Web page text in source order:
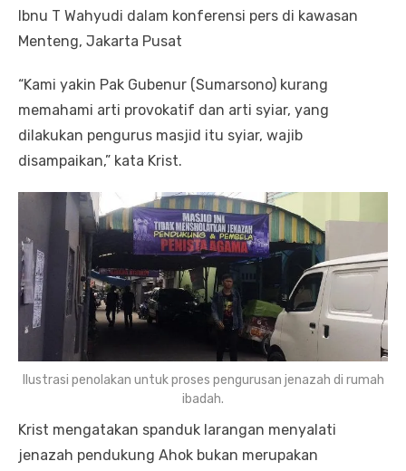
Ibnu T Wahyudi dalam konferensi pers di kawasan
Menteng, Jakarta Pusat
“Kami yakin Pak Gubenur (Sumarsono) kurang
memahami arti provokatif dan arti syiar, yang
dilakukan pengurus masjid itu syiar, wajib
disampaikan,” kata Krist.
Ilustrasi penolakan untuk proses pengurusan jenazah di rumah
ibadah.
Krist mengatakan spanduk larangan menyalati
jenazah pendukung Ahok bukan merupakan